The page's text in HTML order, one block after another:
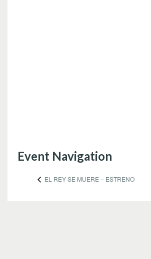
Event Navigation
EL REY SE MUERE – ESTRENO